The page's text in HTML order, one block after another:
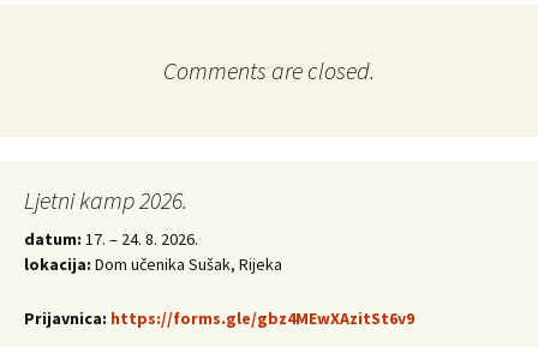
Comments are closed.
Ljetni kamp 2026.
datum: 17. – 24. 8. 2026.
lokacija: Dom učenika Sušak, Rijeka
Prijavnica: https://forms.gle/gbz4MEwXAzitSt6v9